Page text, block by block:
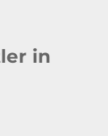
in